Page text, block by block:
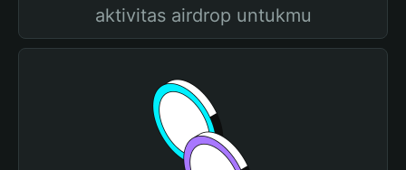
aktivitas airdrop untukmu